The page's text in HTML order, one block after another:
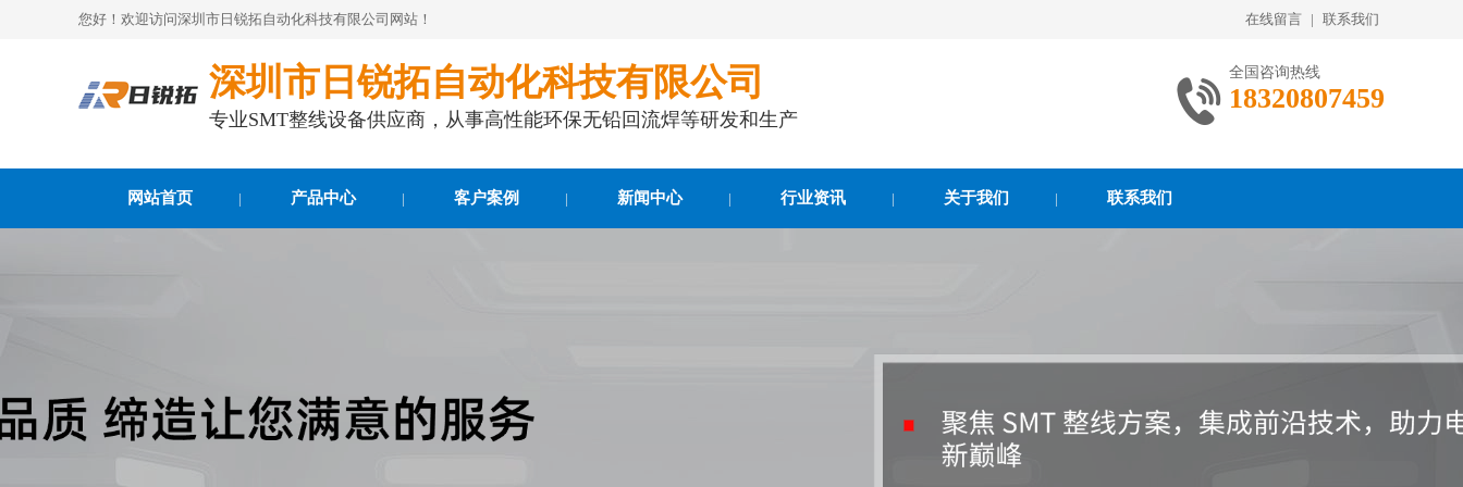
您好！欢迎访问深圳市日锐拓自动化科技有限公司网站！ 在线留言 | 联系我们
深圳市日锐拓自动化科技有限公司
专业SMT整线设备供应商，从事高性能环保无铅回流焊等研发和生产
全国咨询热线
18320807459
网站首页 产品中心 客户案例 新闻中心 行业资讯 关于我们 联系我们